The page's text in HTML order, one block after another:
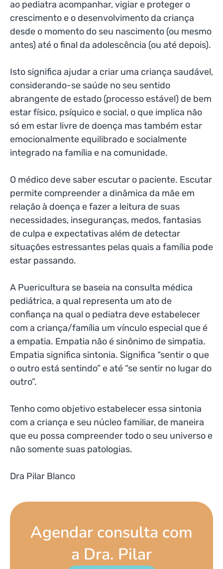
ao pediatra acompanhar, vigiar e proteger o
crescimento e o desenvolvimento da criança
desde o momento do seu nascimento (ou mesmo
antes) até o final da adolescência (ou até depois).
Isto significa ajudar a criar uma criança saudável,
considerando-se saúde no seu sentido
abrangente de estado (processo estável) de bem
estar físico, psíquico e social, o que implica não
só em estar livre de doença mas também estar
emocionalmente equilibrado e socialmente
integrado na família e na comunidade.
O médico deve saber escutar o paciente. Escutar
permite compreender a dinâmica da mãe em
relação à doença e fazer a leitura de suas
necessidades, inseguranças, medos, fantasias
de culpa e expectativas além de detectar
situações estressantes pelas quais a família pode
estar passando.
A Puericultura se baseia na consulta médica
pediátrica, a qual representa um ato de
confiança na qual o pediatra deve estabelecer
com a criança/família um vínculo especial que é
a empatia. Empatia não é sinônimo de simpatia.
Empatia significa sintonia. Significa “sentir o que
o outro está sentindo” e até “se sentir no lugar do
outro”.
Tenho como objetivo estabelecer essa sintonia
com a criança e seu núcleo familiar, de maneira
que eu possa compreender todo o seu universo e
não somente suas patologias.
Dra Pilar Blanco
Agendar consulta com
a Dra. Pilar